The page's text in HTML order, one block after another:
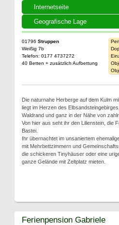
Internetseite
Geografische Lage
01796 Struppen
Weißig 7b
Telefon: 0177 4737272
40 Betten + zusätzlich Aufbettung
Die naturnahe Herberge auf dem Kulm
liegt im Herzen des
Waldrand und ganz in der Nähe von
Von hier aus seht ihr den Lilienstein, die
Bastei.
Ihr übernachtet im unsaniertem
mit Mehrbettzimmern und
die schickeren Tinyhäuser oder eine
ganze Gelände mit Zeltplatz mieten.
Ferienpension Gabriele